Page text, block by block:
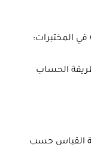
الحساب
القياس حسب